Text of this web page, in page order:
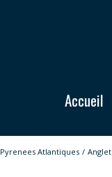
Accueil
Pyrenees Atlantiques Anglet